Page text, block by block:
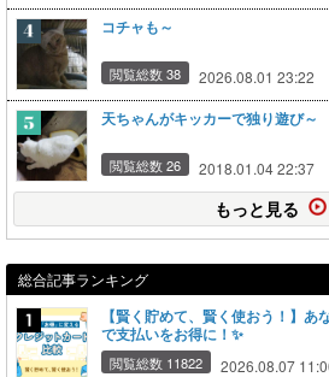
コチャも～
閲覧総数 38 2026.08.01 23:22
天ちゃんがキッカーで独り遊び～
閲覧総数 26 2018.01.04 22:37
もっと見る
総合記事ランキング
【賢く貯めて、賢く使おう！】
で支払いをお得に！✨
閲覧総数 11822 2026.08.07